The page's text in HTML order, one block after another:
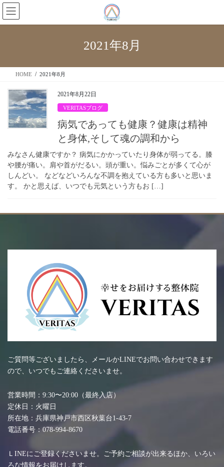
2021年8月
HOME 2021年8月
2021年8月22日
VERITASブログ
病気であっても健康？健康は精神
と身体,そして魂の調和から
みなさん健康ですか？ 病気にかかっていたり身体が弱ってる。膝
や腰が痛い。肩や首がだるい。頭が重い。悩みごとが多くて心が
しんどい。 などなどいろんな不調を抱えている方も多いと思いま
す。 かと思えば、いつでも元気という方もお […]
ご質問等ございましたら、メールかLINEでお問い合わせできます
ので、いつでもご連絡くださいませ。
営業時間：9:30〜20:00（最終入店）
定休日：火曜日
所在地：兵庫県神戸市西区秋葉台1-43-7
電話番号：078-994-8670
ＬINEにご登録くださいませ。ご予約ご相談が出来るほか、いろい
ろな情報をお届けします。